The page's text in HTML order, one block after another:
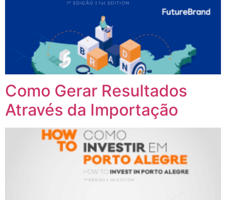
Como Gerar Resultados
Através da Importação